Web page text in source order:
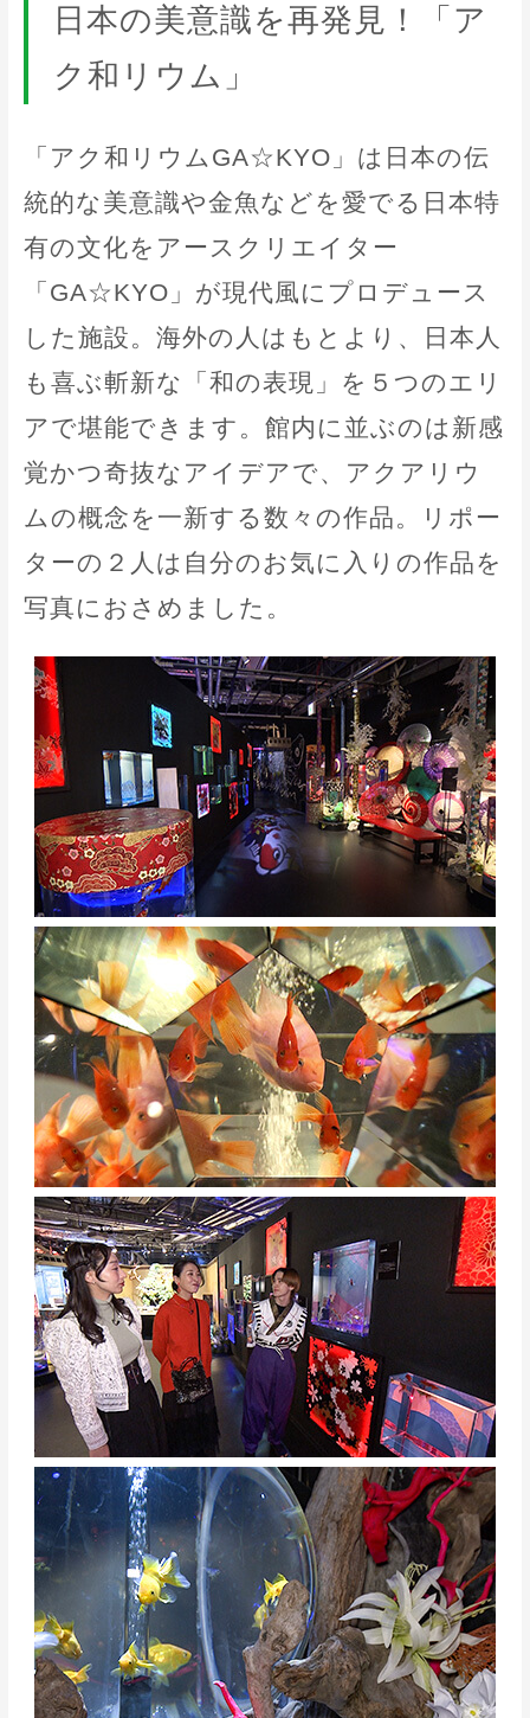
日本の美意識を再発見！「ア
ク和リウム」
「アク和リウムGA☆KYO」は日本の伝
統的な美意識や金魚などを愛でる日本特
有の文化をアースクリエイター
「GA☆KYO」が現代風にプロデュース
した施設。海外の人はもとより、日本人
も喜ぶ斬新な「和の表現」を５つのエリ
アで堪能できます。館内に並ぶのは新感
覚かつ奇抜なアイデアで、アクアリウ
ムの概念を一新する数々の作品。リポー
ターの２人は自分のお気に入りの作品を
写真におさめました。